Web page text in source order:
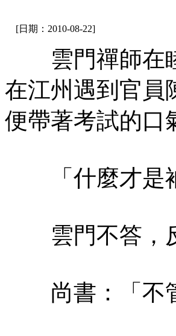
[日期：2010-08-22]
雲門禪師在睦
在江州遇到官員
便帶著考試的口
「什麼才是
雲門不答，反
尚書：「不管